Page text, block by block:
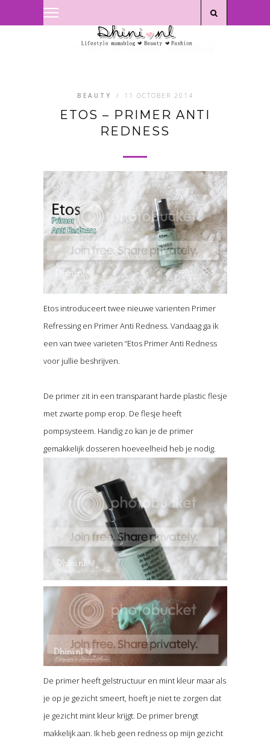
BEAUTY / 11 OCTOBER 2014
ETOS – PRIMER ANTI
REDNESS
Etos introduceert twee nieuwe varienten Primer
Refressing en Primer Anti Redness. Vandaag ga ik
een van twee varieten “Etos Primer Anti Redness
voor jullie beshrijven.
De primer zit in een transparant harde plastic flesje
met zwarte pomp erop. De flesje heeft
pompsysteem. Handig zo kan je de primer
gemakkelijk dosseren hoeveelheid heb je nodig.
De primer heeft gelstructuur en mint kleur maar als
je op je gezicht smeert, hoeft je niet te zorgen dat
je gezicht mint kleur krijgt. De primer brengt
makkelijk aan. Ik heb geen redness op mijn gezicht